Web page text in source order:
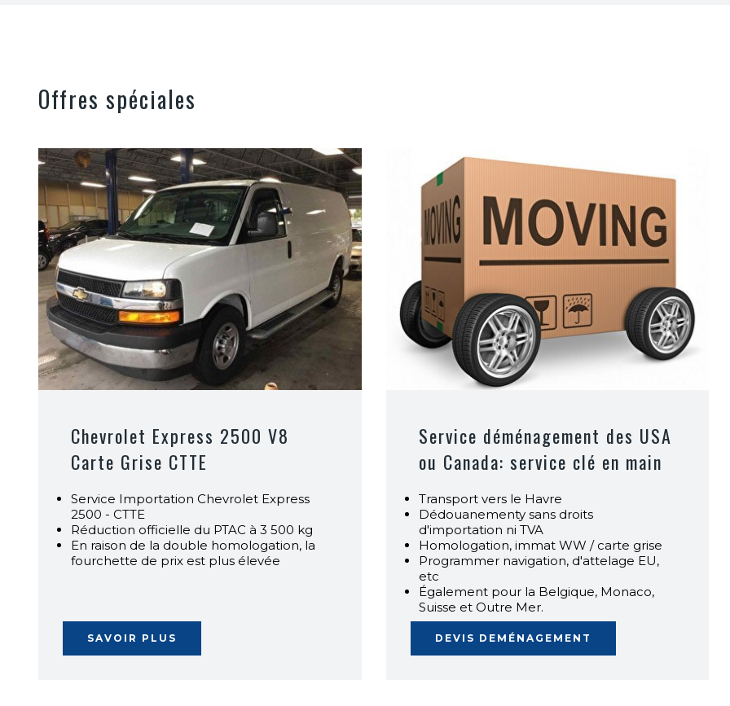
Offres spéciales
Chevrolet Express 2500 V8
Carte Grise CTTE
Service Importation Chevrolet Express
2500 - CTTE
Réduction officielle du PTAC à 3 500 kg
En raison de la double homologation, la
fourchette de prix est plus élevée
SAVOIR PLUS
Service déménagement des USA
ou Canada: service clé en main
Transport vers le Havre
Dédouanementy sans droits
d'importation ni TVA
Homologation, immat WW / carte grise
Programmer navigation, d'attelage EU,
etc
Également pour la Belgique, Monaco,
Suisse et Outre Mer.
DEVIS DEMÉNAGEMENT